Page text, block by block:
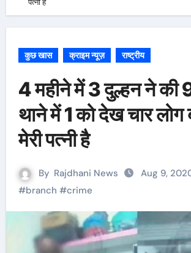
पत्नी है
कुछ खास क्राइम न्यूज़ राष्ट्रीय
4 महीने में 3 दुल्हन ने की
थाने में 1 को देख चार
मेरी पत्नी है
By Rajdhani News Aug 9,
#branch #crime